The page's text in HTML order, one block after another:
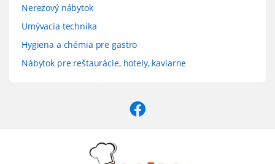
Nerezový nábytok
Umývacia technika
Hygiena a chémia pre gastro
Nábytok pre reštaurácie, hotely, kaviarne